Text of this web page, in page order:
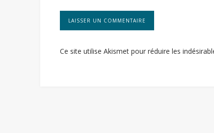
Ce site utilise Akismet pour réduire les